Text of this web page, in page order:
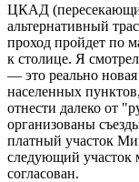
ЦКАД
альтернативный
проход пройдет по
к столице. Я
— это реально новая
населенных
отнести далеко от
организованы
платный участок
следующий участок
согласован.